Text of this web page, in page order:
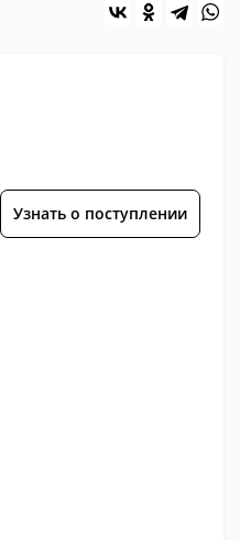
Узнать о поступлении